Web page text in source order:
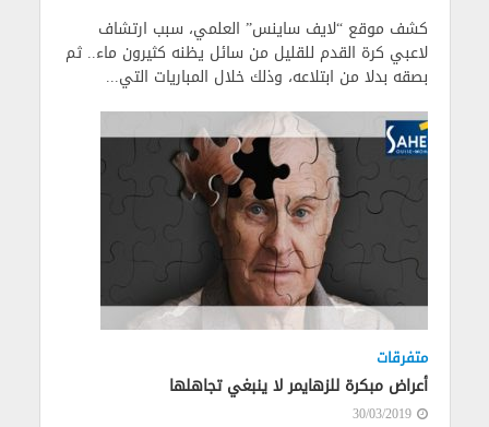
كشف موقع “لايف ساينس” العلمي، سبب ارتشاف
لاعبي كرة القدم للقليل من سائل يظنه كثيرون ماء.. ثم
بصقه بدلا من ابتلاعه، وذلك خلال المباريات التي...
متفرقات
أعراض مبكرة للزهايمر لا ينبغي تجاهلها
30/03/2019